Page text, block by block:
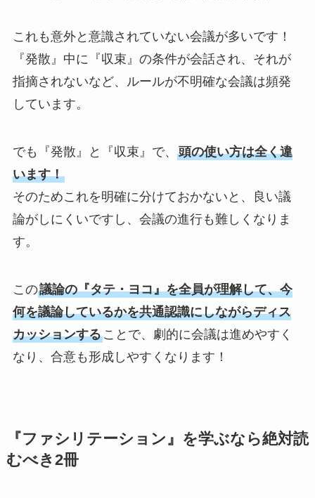
これも意外と意識されていない会議が多いです！
『発散』中に『収束』の条件が会話され、それが
指摘されないなど、ルールが不明確な会議は頻発
しています。
でも『発散』と『収束』で、 頭の使い方は全く違
います！
そのためこれを明確に分けておかないと、良い議
論がしにくいですし、会議の進行も難しくなりま
す。
この議論の『タテ・ヨコ』を全員が理解して、今
何を議論しているかを共通認識にしながらディス
カッションすることで、劇的に会議は進めやすく
なり、合意も形成しやすくなります！
『ファシリテーション』を学ぶなら絶対読
むべき2冊